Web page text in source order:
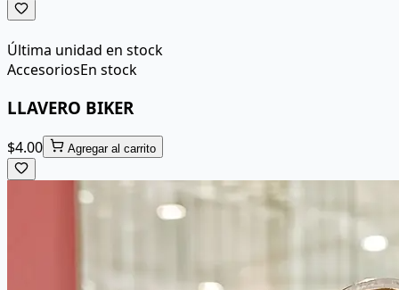
Última unidad en stock
AccesoriosEn stock
LLAVERO BIKER
$4.00 Agregar al carrito